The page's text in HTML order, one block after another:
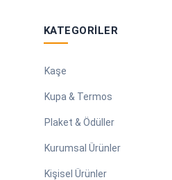
KATEGORILER
Kaşe
Kupa & Termos
Plaket & Ödüller
Kurumsal Ürünler
Kişisel Ürünler